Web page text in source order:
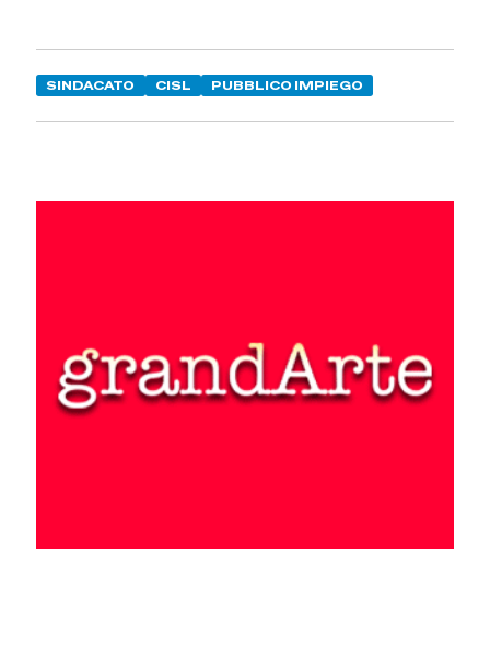
SINDACATO CISL PUBBLICO IMPIEGO